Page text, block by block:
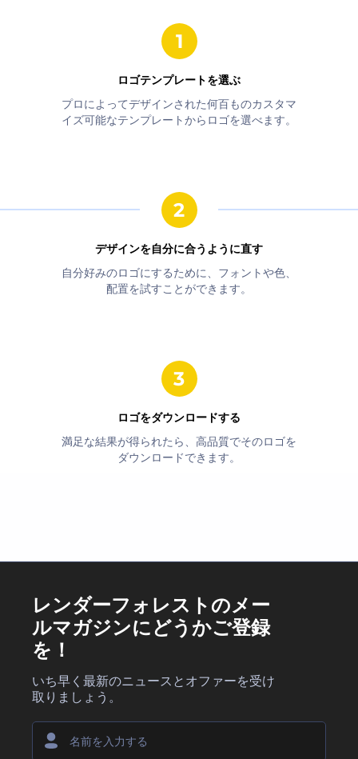
ロゴテンプレートを選ぶ
プロによってデザインされた何百ものカスタマ
イズ可能なテンプレートからロゴを選べます。
デザインを自分に合うように直す
自分好みのロゴにするために、フォントや色、
配置を試すことができます。
ロゴをダウンロードする
満足な結果が得られたら、高品質でそのロゴを
ダウンロードできます。
レンダーフォレストのメー
ルマガジンにどうかご登録
を！
いち早く最新のニュースとオファーを受け
取りましょう。